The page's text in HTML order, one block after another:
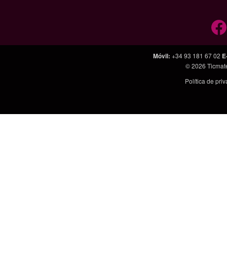
Móvil: +34 93 181 67 02
© 2026
Política de